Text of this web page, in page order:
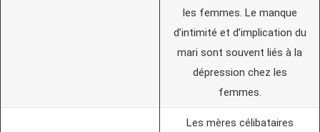
les femmes. Le manque
d’intimité et d’implication du
mari sont souvent liés à la
dépression chez les
femmes.
Les mères célibataires